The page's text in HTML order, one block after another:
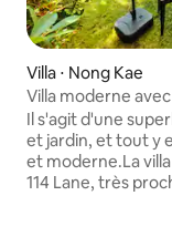
Villa ⋅ Nong Kae
Villa moderne
centre-ville de
de 450 m²,
centre-ville,
centres
Il s'agit d'une
et jardin, et tout y
et moderne.La
114 Lane, très